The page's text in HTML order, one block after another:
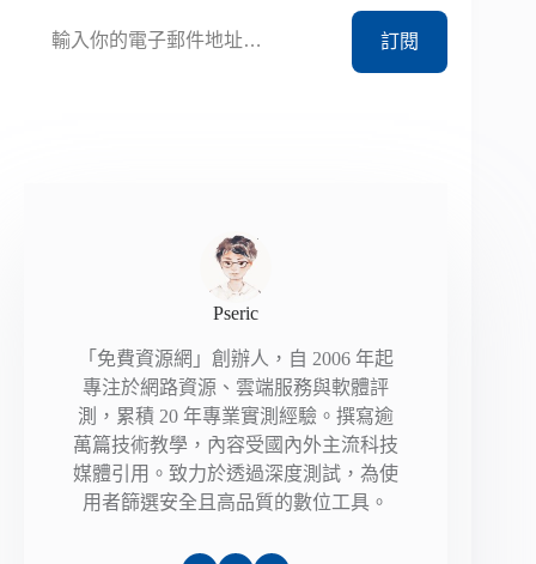
訂閱
Pseric
「免費資源網」創辦人，自 2006 年起
專注於網路資源、雲端服務與軟體評
測，累積 20 年專業實測經驗。撰寫逾
萬篇技術教學，內容受國內外主流科技
媒體引用。致力於透過深度測試，為使
用者篩選安全且高品質的數位工具。